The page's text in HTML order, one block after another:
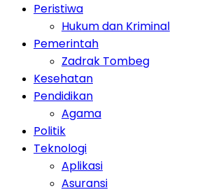
Peristiwa
Hukum dan Kriminal
Pemerintah
Zadrak Tombeg
Kesehatan
Pendidikan
Agama
Politik
Teknologi
Aplikasi
Asuransi